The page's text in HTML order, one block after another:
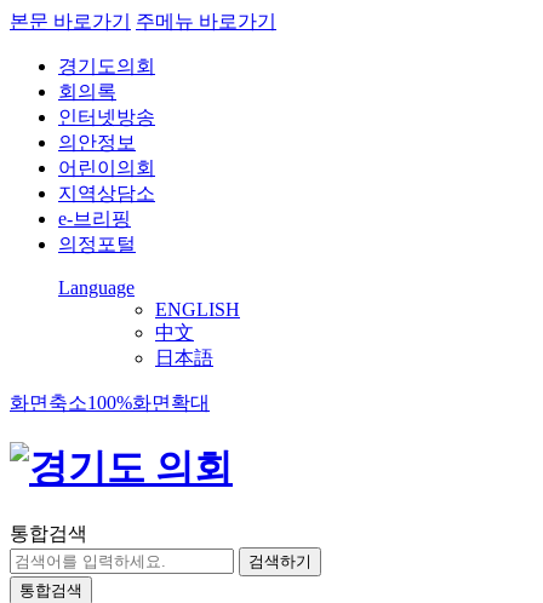
본문 바로가기 주메뉴 바로가기
경기도의회
회의록
인터넷방송
의안정보
어린이의회
지역상담소
e-브리핑
의정포털
Language
ENGLISH
中文
日本語
화면축소100%화면확대
통합검색
검색하기
통합검색